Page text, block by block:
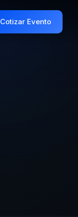
Cotizar Evento